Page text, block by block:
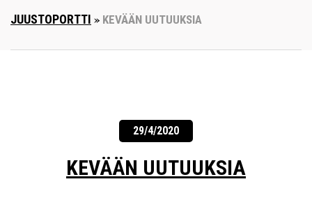
JUUSTOPORTTI » KEVÄÄN UUTUUKSIA
29/4/2020
KEVÄÄN UUTUUKSIA